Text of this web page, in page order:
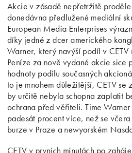
Akcie v zásadě nepřetržitě
donedávna předlužené mediální
European Media Enterprises
díky jedné z dcer amerického
Warner, který navýší podíl v
Peníze za nově vydané akcie sice
hodnoty podílu současných
to je mnohem důležitější, CETV se
by určitě nebyla schopna zaplatit
ochrana před věřiteli. Time
padesát procent více, než se
burze v Praze a newyorském
CETV v prvních minutách po